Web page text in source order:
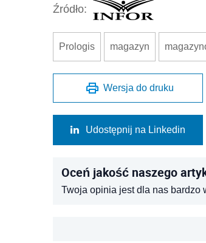
Źródło:
Prologis magazyn
Wersja do druku
Udostępnij na Linkedin
Oceń jakość naszego
Twoja opinia jest dla nas bardzo